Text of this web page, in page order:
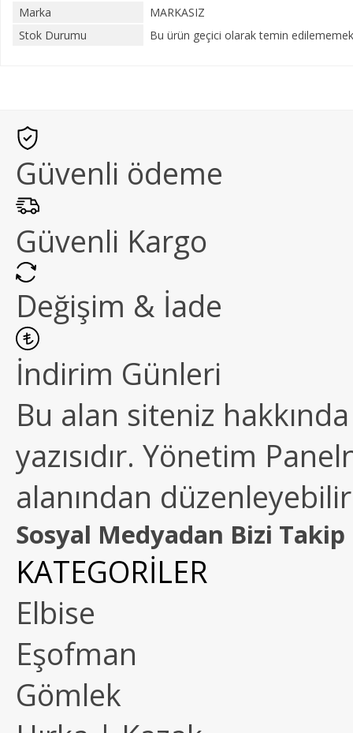
Marka
MARKASIZ
Stok Durumu
Bu ürün geçici olarak temin
Güvenli ödeme
Güvenli Kargo
Değişim & İade
İndirim Günleri
Bu alan siteniz
yazısıdır. Yönetim
alanından
Sosyal Medyadan Bizi Takip
KATEGORİLER
Elbise
Eşofman
Gömlek